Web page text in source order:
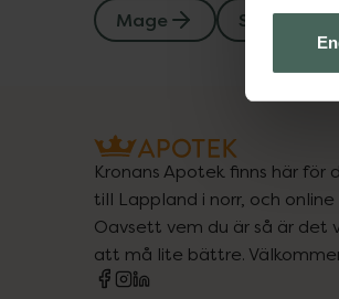
Mage Stomi
Kronans Apotek finns här för
till Lappland i norr, och
Oavsett vem du är så är det
att må lite bättre.